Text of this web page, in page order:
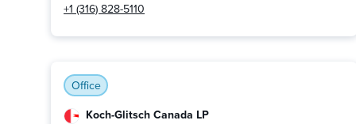
+1 (316) 828-5110
Office
Koch-Glitsch Canada LP